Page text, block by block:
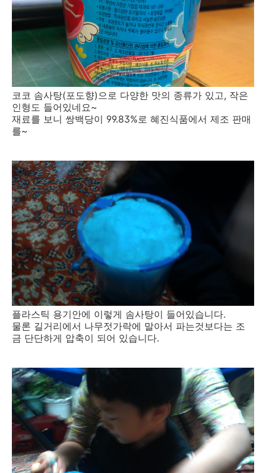
코코 솜사탕(포도향)으로 다양한 맛의 종류가 있고, 작은
인형도 들어있네요~
재료를 보니 쌍백당이 99.83%로 혜진식품에서 제조 판매
를~
플라스틱 용기안에 이렇게 솜사탕이 들어있습니다.
물론 길거리에서 나무젓가락에 말아서 파는것보다는 조
금 단단하게 압축이 되어 있습니다.